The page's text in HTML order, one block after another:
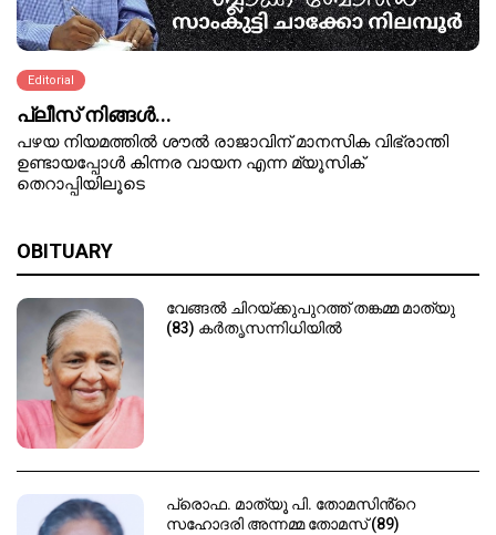
Editorial
പ്ലീസ് നിങ്ങള്‍...
പഴയ നിയമത്തിൽ ശൗൽ രാജാവിന് മാനസിക വിഭ്രാന്തി
ഉണ്ടായപ്പോള്‍ കിന്നര വായന എന്ന മ്യൂസിക്
തെറാപ്പിയിലൂടെ
OBITUARY
വേങ്ങൽ ചിറയ്ക്കുപുറത്ത് തങ്കമ്മ മാത്യു
(83) കർതൃസന്നിധിയിൽ
പ്രൊഫ. മാത്യൂ പി. തോമസിൻ്റെ
സഹോദരി അന്നമ്മ തോമസ് (89)